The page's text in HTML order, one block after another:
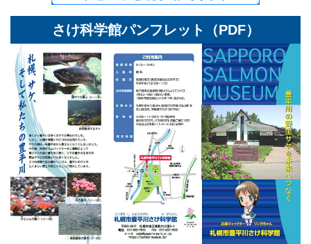
さけ科学館パンフレット（PDF）